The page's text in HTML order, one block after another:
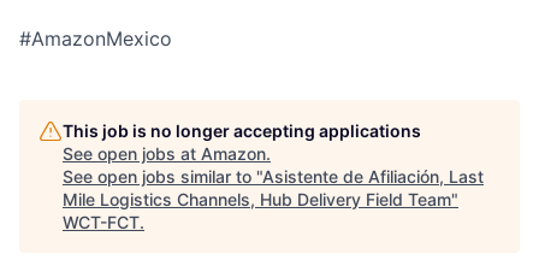
#AmazonMexico
This job is no longer accepting applications
See open jobs at Amazon.
See open jobs similar to "Asistente de Afiliación, Last
Mile Logistics Channels, Hub Delivery Field Team"
WCT-FCT.